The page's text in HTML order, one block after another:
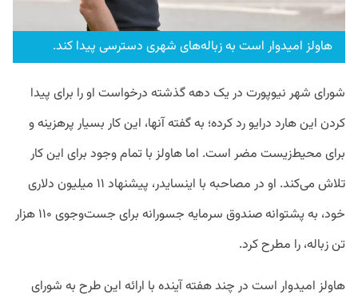
هاولز امیدوار است به زباله‌های شهری دسترسی پیدا کند.
شورای شهر نیوپورت در یک دهه گذشته درخواست او را برای پیدا
کردن این هارد درایو رد کرده؛ به گفته آنها، این کار بسیار پرهزینه و
برای محیط‌زیست مضر است. اما هاولز با تمام وجود برای این کار
تلاش می‌کند. او در مصاحبه با اینسایدر، پیشنهاد ۱۱ میلیون دلاری
خود، به پشتوانه صندوق سرمایه جسورانه برای جست‌وجوی ۱۱۰ هزار
تن زباله، را مطرح کرد.
هاولز امیدوار است در چند هفته آینده با ارائه این طرح به شورای